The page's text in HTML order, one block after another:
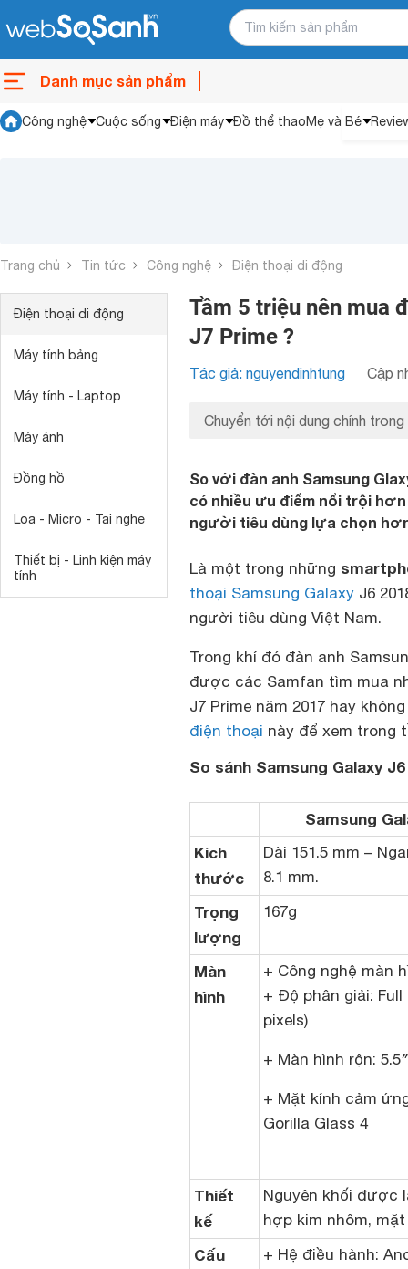
Danh mục sản phẩm
Công nghệ Cuộc sống Điện máy Đồ thể thaoMẹ và Bé
Trang chủ Tin tức Công nghệ Điện thoại di động
Điện thoại di động
Máy tính bảng
Máy tính - Laptop
Máy ảnh
Đồng hồ
Loa - Micro - Tai nghe
Thiết bị - Linh kiện máy
tính
Tầm 5 triệu nên mua
J7 Prime ?
Tác giả: nguyendinhtung Cập
Chuyển tới nội dung chính trong
So với đàn anh Samsung
có nhiều ưu điểm nổi trội
người tiêu dùng lựa chọn
Là một trong những
thoại Samsung Galaxy J6
người tiêu dùng Việt Nam.
Trong khí đó đàn anh
được các Samfan tìm mua
J7 Prime năm 2017 hay
điện thoại này để xem trong
So sánh Samsung Galaxy
Samsung
Kích
thước
Dài 151.5 mm –
8.1 mm.
Trọng
lượng
167g
Màn
hình
+ Công nghệ màn
+ Độ phân giải: Full
pixels)
+ Màn hình rộn: 5.5″
+ Mặt kính cảm
Gorilla Glass 4
Thiết
kế
Nguyên khối được
hợp kim nhôm,
Cấu
+ Hệ điều hành: